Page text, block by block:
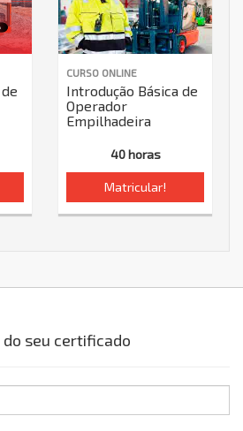
CURSO ONLINE
Introdução Básica de
Operador
Empilhadeira
40 horas
Matricular!
seu certificado